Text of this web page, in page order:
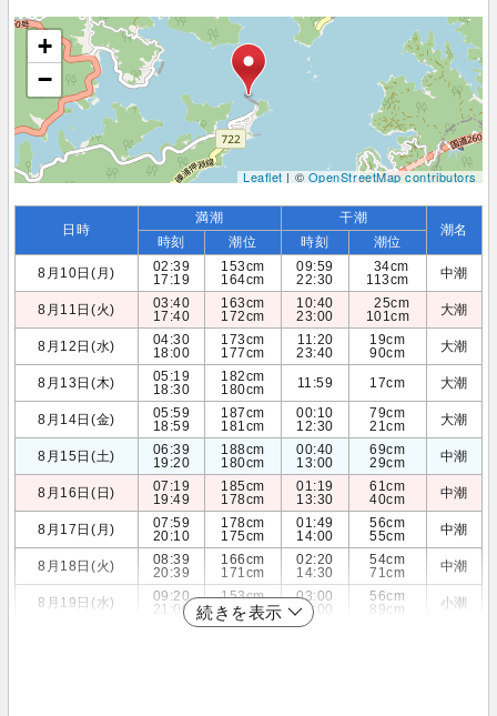
+
−
Leaflet| ©OpenStreetMap contributors
日時
満潮 干潮
潮名
時刻 潮位 時刻
潮位
8月10日(月)
02:39
17:19
153cm
164cm
09:59
22:30
34cm
113cm
中潮
8月11日(火)
03:40
17:40
163cm
172cm
10:40
23:00
25cm
101cm
大潮
8月12日(水)
04:30
18:00
173cm
177cm
11:20
23:40
19cm
90cm
大潮
8月13日(木)
05:19
18:30
182cm
180cm
11:59 17cm 大潮
8月14日(金)
05:59
18:59
187cm
181cm
00:10
12:30
79cm
21cm
大潮
8月15日(土)
06:39
19:20
188cm
180cm
00:40
13:00
69cm
29cm
中潮
8月16日(日)
07:19
19:49
185cm
178cm
01:19
13:30
61cm
40cm
中潮
8月17日(月)
07:59
20:10
178cm
175cm
01:49
14:00
56cm
55cm
中潮
8月18日(火)
08:39
20:39
166cm
171cm
02:20
14:30
54cm
71cm
中潮
8月19日(水)
09:20
21:00
153cm
166cm
03:00
15:00
56cm
89cm
小潮
続きを表示